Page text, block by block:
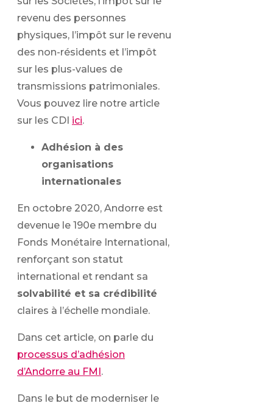
revenu des personnes
physiques, l’impôt sur le revenu
des non-résidents et l’impôt
sur les plus-values de
transmissions patrimoniales.
Vous pouvez lire notre article
sur les CDI ici.
Adhésion à des
organisations
internationales
En octobre 2020, Andorre est
devenue le 190e membre du
Fonds Monétaire International,
renforçant son statut
international et rendant sa
solvabilité et sa crédibilité
claires à l’échelle mondiale.
Dans cet article, on parle du
processus d’adhésion
d’Andorre au FMI.
Dans le but de moderniser le